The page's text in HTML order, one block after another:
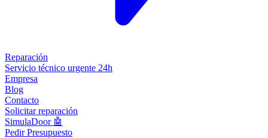
Reparación
Servicio técnico urgente 24h
Empresa
Blog
Contacto
Solicitar reparación
SimulaDoor 🤖
Pedir Presupuesto